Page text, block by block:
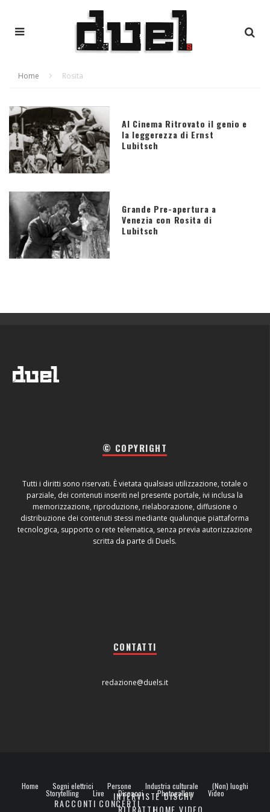
Home Rosita
Al Cinema Ritrovato il genio e
la leggerezza di Ernst
Lubitsch
Grande Pre-apertura a
Venezia con Rosita di
Lubitsch
© COPYRIGHT
Tutti i diritti sono riservati. È vietata qualsiasi utilizzazione, totale o
parziale, dei contenuti inseriti nel presente portale, ivi inclusa la
memorizzazione, riproduzione, rielaborazione, diffusione o
distribuzione dei contenuti stessi mediante qualunque piattaforma
tecnologica, supporto o rete telematica, senza previa autorizzazione
scritta da parte di Duels.
CONTATTI
redazione@duels.it
Home Sogni elettrici Persone
INTERVISTE
Industria culturale
DISCHI
(Non) luoghi
Storytelling
RACCONTI
Live
CONCERTI
Dispacci Photogallery Video